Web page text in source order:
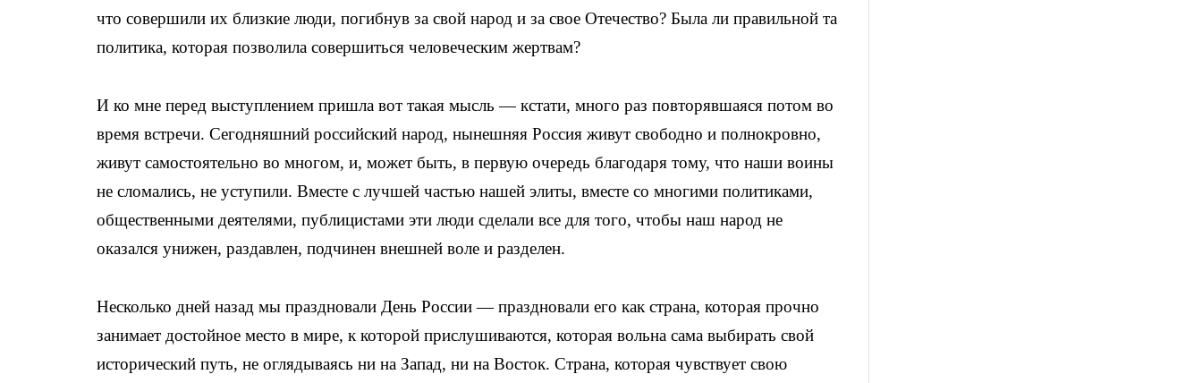
что совершили их близкие люди, погибнув за свой народ и за свое Отечество? Была ли правильной та
политика, которая позволила совершиться человеческим жертвам?
И ко мне перед выступлением пришла вот такая мысль — кстати, много раз повторявшаяся потом во
время встречи. Сегодняшний российский народ, нынешняя Россия живут свободно и полнокровно,
живут самостоятельно во многом, и, может быть, в первую очередь благодаря тому, что наши воины
не сломались, не уступили. Вместе с лучшей частью нашей элиты, вместе со многими политиками,
общественными деятелями, публицистами эти люди сделали все для того, чтобы наш народ не
оказался унижен, раздавлен, подчинен внешней воле и разделен.
Несколько дней назад мы праздновали День России — праздновали его как страна, которая прочно
занимает достойное место в мире, к которой прислушиваются, которая вольна сама выбирать свой
исторический путь, не оглядываясь ни на Запад, ни на Восток. Страна, которая чувствует свою